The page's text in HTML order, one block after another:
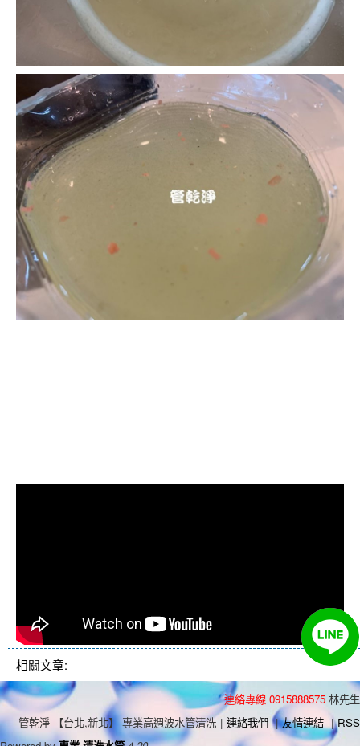
相關文章:
連絡專線 0915888575 林先生
管乾淨 【台北,新北】 專業高週波水管清洗 | 連絡我們 | 友情連結 | RSS